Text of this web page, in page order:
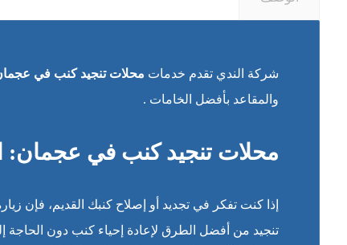
شركة الندي تقدم خدمات محلات تنجيد كنب في
والمقاعد بأفضل الخامات .
محلات تنجيد كنب في عجمان:
إذا كنت تفكر في تجديد أو إصلاح كنبك القديم، فإن
تنجيد من أفضل الطرق لإعادة إحياء كنب دون الحاجة